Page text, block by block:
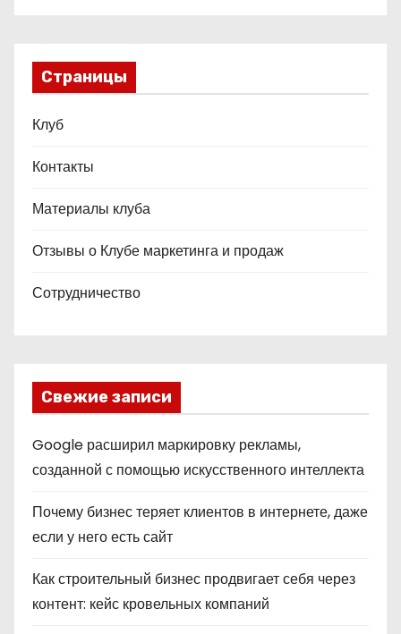
Страницы
Клуб
Контакты
Материалы клуба
Отзывы о Клубе маркетинга и продаж
Сотрудничество
Свежие записи
Google расширил маркировку рекламы,
созданной с помощью искусственного интеллекта
Почему бизнес теряет клиентов в интернете, даже
если у него есть сайт
Как строительный бизнес продвигает себя через
контент: кейс кровельных компаний